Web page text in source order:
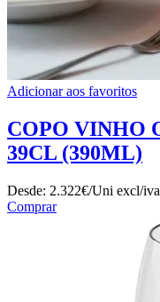
Adicionar aos favoritos
COPO VINHO
39CL (390ML)
Desde: 2.322€/Uni excl/iva
Comprar